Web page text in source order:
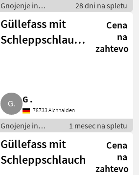
Gnojenje in
namakanje / Cevi za
gnoj
28 dni na spletu
Güllefass mit
Schleppschlauch
Cena
na
zahtevo
G .
78733 Aichhalden
Gnojenje in
namakanje / Cevi
za gnoj
1 mesec na spletu
Güllefass mit
Schleppschlauch
Cena
na
zahtevo